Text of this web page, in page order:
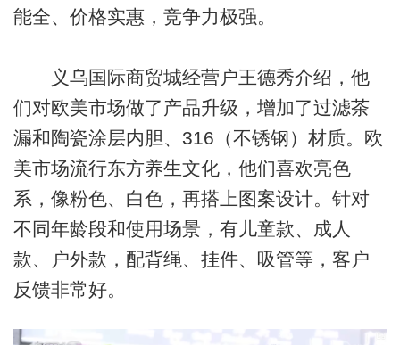
能全、价格实惠，竞争力极强。
义乌国际商贸城经营户王德秀介绍，他
们对欧美市场做了产品升级，增加了过滤茶
漏和陶瓷涂层内胆、316（不锈钢）材质。欧
美市场流行东方养生文化，他们喜欢亮色
系，像粉色、白色，再搭上图案设计。针对
不同年龄段和使用场景，有儿童款、成人
款、户外款，配背绳、挂件、吸管等，客户
反馈非常好。